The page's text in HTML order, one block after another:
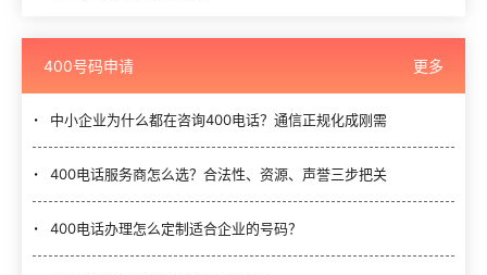
400号码申请 更多
中小企业为什么都在咨询400电话？通信正规化成刚需
400电话服务商怎么选？合法性、资源、声誉三步把关
400电话办理怎么定制适合企业的号码？